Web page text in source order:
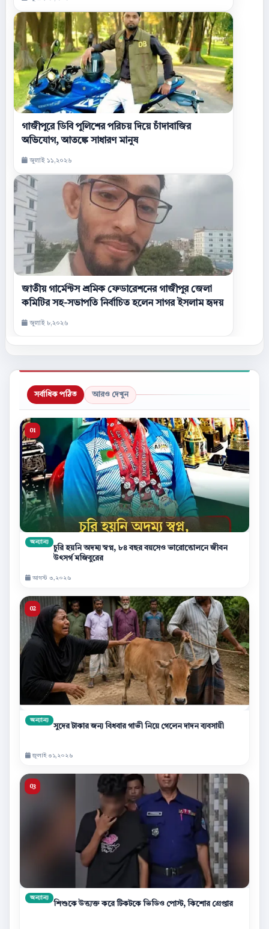
গাজীপুরে ডিবি পুলিশের পরিচয় দিয়ে চাঁদাবাজির
অভিযোগ, আতঙ্কে সাধারণ মানুষ
জুলাই ১১,২০২৬
জাতীয় গার্মেন্টস শ্রমিক ফেডারেশনের গাজীপুর জেলা
কমিটির সহ-সভাপতি নির্বাচিত হলেন সাগর ইসলাম হৃদয়
জুলাই ৮,২০২৬
সর্বাধিক পঠিত আরও দেখুন
অন্যান্য
চুরি হয়নি অদম্য স্বপ্ন, ৮৪ বছর বয়সেও ভারোত্তোলনে জীবন
উৎসর্গ মজিবুরের
আগস্ট ৩,২০২৬
অন্যান্য
সুদের টাকার জন্য বিধবার গাভী নিয়ে গেলেন দাদন ব্যবসায়ী
জুলাই ৩১,২০২৬
অন্যান্য
শিশুকে উত্ত্যক্ত করে টিকটকে ভিডিও পোস্ট, কিশোর গ্রেপ্তার